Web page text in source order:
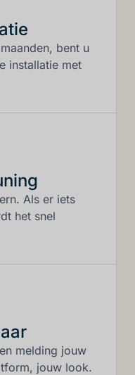
bent u
installatie met
Als er iets
het snel
melding jouw
jouw look.